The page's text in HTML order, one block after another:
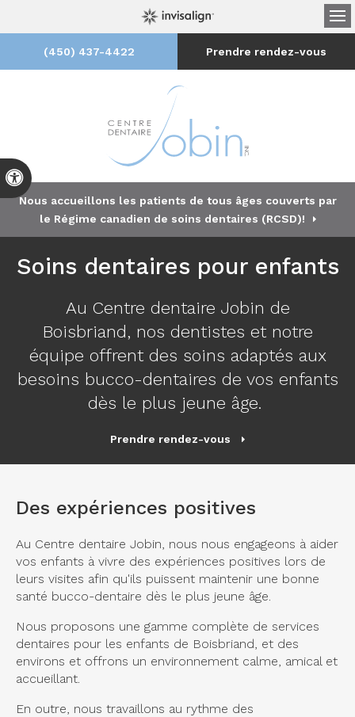
Version accessible
(450) 437-4422 Prendre rendez-vous
Nous accueillons les patients de tous âges couverts par
le Régime canadien de soins dentaires (RCSD)!
Soins dentaires pour enfants
Au Centre dentaire Jobin de
Boisbriand, nos dentistes et notre
équipe offrent des soins adaptés aux
besoins bucco-dentaires de vos enfants
dès le plus jeune âge.
Prendre rendez-vous
Des expériences positives
Au Centre dentaire Jobin , nous nous engageons à aider
vos enfants à vivre des expériences positives lors de
leurs visites afin qu'ils puissent maintenir une bonne
santé bucco-dentaire dès le plus jeune âge.
Nous proposons une gamme complète de services
dentaires pour les enfants de Boisbriand, et des
environs et offrons un environnement calme, amical et
accueillant.
En outre, nous travaillons au rythme des